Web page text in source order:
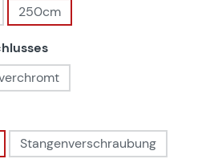
250cm
auswählen
Stangenverschraubung